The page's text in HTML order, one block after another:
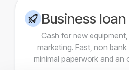
Business loan
Cash for new
marketing. Fast, non
minimal paperwork and an